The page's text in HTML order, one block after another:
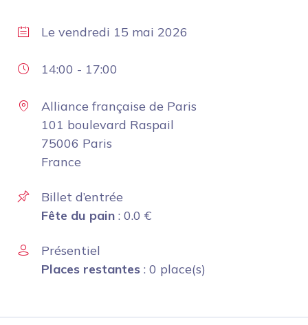
Le vendredi 15 mai 2026
14:00 - 17:00
Alliance française de Paris
101 boulevard Raspail
75006 Paris
France
Billet d’entrée
Fête du pain : 0.0 €
Présentiel
Places restantes : 0 place(s)